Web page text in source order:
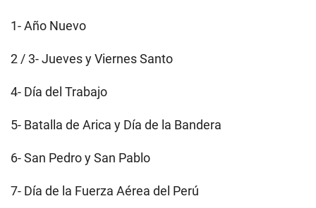
1- Año Nuevo
2 / 3- Jueves y Viernes Santo
4- Día del Trabajo
5- Batalla de Arica y Día de la Bandera
6- San Pedro y San Pablo
7- Día de la Fuerza Aérea del Perú